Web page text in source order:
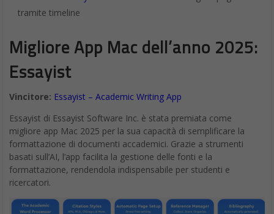
tramite timeline
Migliore App Mac dell’anno 2025:
Essayist
Vincitore: Essayist – Academic Writing App
Essayist di Essayist Software Inc. è stata premiata come
migliore app Mac 2025 per la sua capacità di semplificare la
formattazione di documenti accademici. Grazie a strumenti
basati sull’AI, l’app facilita la gestione delle fonti e la
formattazione, rendendola indispensabile per studenti e
ricercatori.